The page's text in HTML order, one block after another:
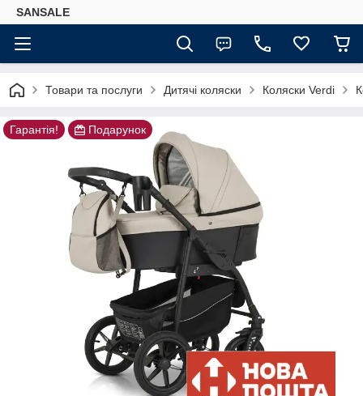
SANSALE
Товари та послуги Дитячі коляски Коляски Verdi
Гарантія! Подарунок